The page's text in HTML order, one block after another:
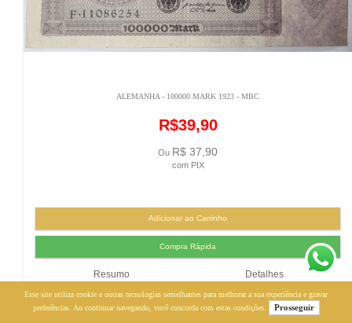
Esse site utiliza cookie e outras tecnologias semelhantes para melhorar a sua experiência e gravar
preferências. Ao continuar navegando, você concorda com estas condições.
Prosseguir
ALEMANHA - 100000 MARK 1923 - MBC
R$39,90
Ou R$ 37,90
com PIX
Resumo Detalhes